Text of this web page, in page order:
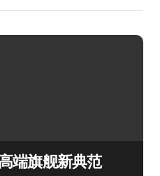
端旗舰新典范